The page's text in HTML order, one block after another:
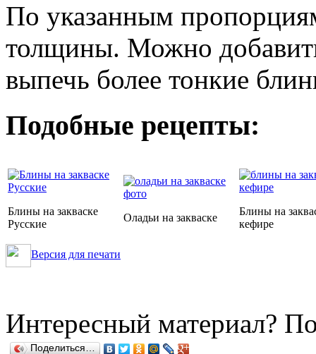
По указанным
толщины. Можно
выпечь более тонкие
Подобные рецепты:
Блины на закваске
Русские
Оладьи на закваске
Блины на
кефире
Версия для печати
Интересный материал?
Поделиться…